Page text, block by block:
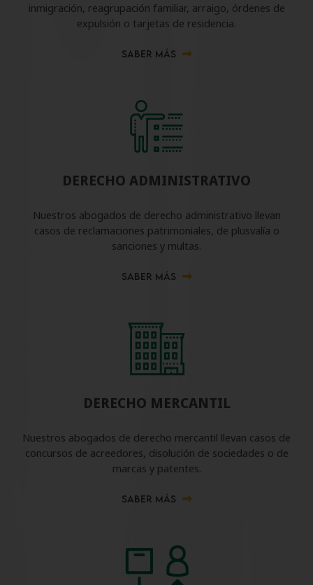
inmigración, reagrupación familiar, arraigo, órdenes de
expulsión o tarjetas de residencia.
SABER MÁS
DERECHO ADMINISTRATIVO
Nuestros abogados de derecho administrativo llevan
casos de reclamaciones patrimoniales, de plusvalía o
sanciones y multas.
SABER MÁS
DERECHO MERCANTIL
Nuestros abogados de derecho mercantil llevan casos de
concursos de acreedores, disolución de sociedades o de
marcas y patentes.
SABER MÁS